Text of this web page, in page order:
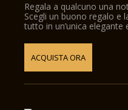
Regala a qualcuno una
Scegli un buono regalo e
tutto in un’unica elegante
ACQUISTA ORA